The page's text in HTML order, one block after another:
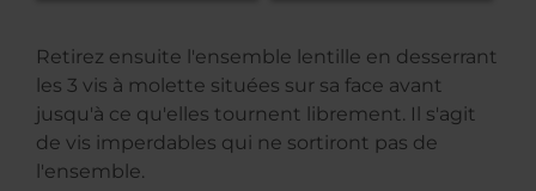
Retirez ensuite l'ensemble lentille en desserrant
les 3 vis à molette situées sur sa face avant
jusqu'à ce qu'elles tournent librement. Il s'agit
de vis imperdables qui ne sortiront pas de
l'ensemble.